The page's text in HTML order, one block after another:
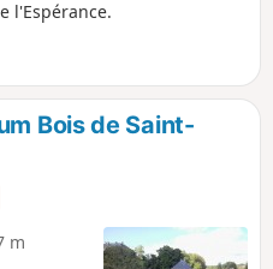
l'Espérance.
Bois de Saint-
m